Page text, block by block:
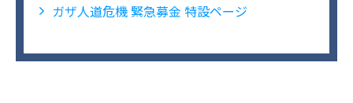
ガザ人道危機 緊急募金 特設ページ